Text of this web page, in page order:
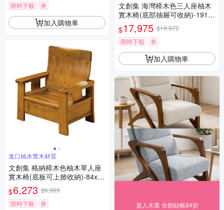
限時下殺
券
加入購物車
進口柚木實木材質
文創集 格納樟木色柚木單人座
實木椅(底板可上掀收納)-84x73
x99cm免組
$6,273 $6,969
限時下殺
券
文創集 海灣樟木色三人座柚木
實木椅(底部抽屜可收納)-191x7
5x97cm免組
$17,975 $19,972
限時下殺
券
加入購物車
直人木業 全館結帳84折